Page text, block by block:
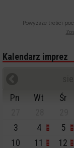
Powyższe treści
Kalendarz imprez
Pn
Wt Śr
3
4 5
10
11 12